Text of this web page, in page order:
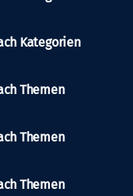
Kategorien
Themen
Themen
Themen